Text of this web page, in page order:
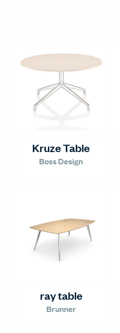
Kruze Table
Boss Design
ray table
Brunner